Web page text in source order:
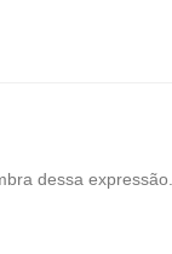
dessa